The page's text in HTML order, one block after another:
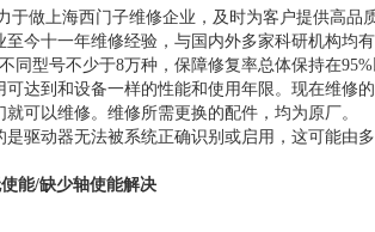
于做上海西门子维修企业，及时为客户提供高品
至今十一年维修经验，与国内外多家科研机构均
同型号不少于8万种，保障修复率总体保持在
可达到和设备一样的性能和使用年限。现在维修
可以维修。维修所需更换的配件，均为原厂。
是驱动器无法被系统正确识别或启用，这可能由
能/缺少轴使能解决